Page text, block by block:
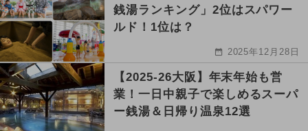
銭湯ランキング」2位はスパワー
ルド！1位は？
2025年12月28日
【2025-26大阪】年末年始も営
業！一日中親子で楽しめるスーパ
ー銭湯＆日帰り温泉12選